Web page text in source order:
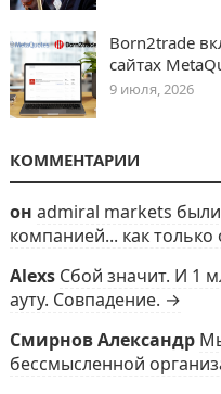
Born2trade
сайтах
9 июля, 2026
КОММЕНТАРИИ
он admiral markets
компанией... как
Alexs Сбой значит. И 1
ауту. Совпадение. →
Смирнов Александр
бессмысленной